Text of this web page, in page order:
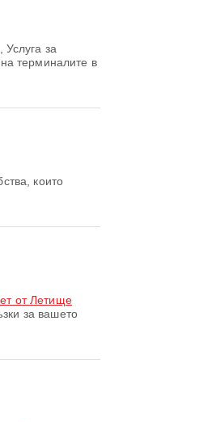
за
терминалите в
които
от Летище
за вашето